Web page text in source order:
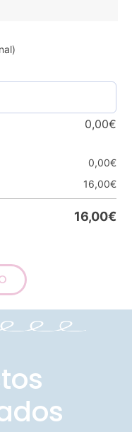
0,00€
0,00€
16,00€
16,00€